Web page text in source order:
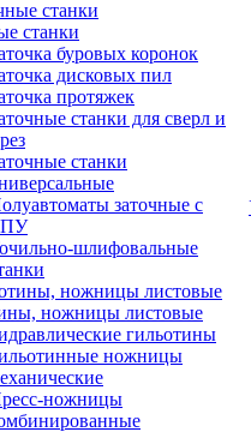
станки
буровых коронок
дисковых пил
протяжек
станки для сверл и
станки
заточные с
шлифовальные
ножницы листовые
гильотины
ножницы
ножницы